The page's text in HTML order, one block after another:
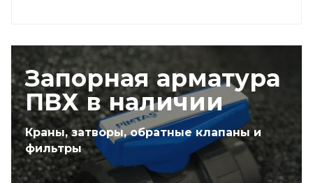
Запорная арматура
ПВХ в наличии
Краны, затворы, обратные клапаны и
фильтры